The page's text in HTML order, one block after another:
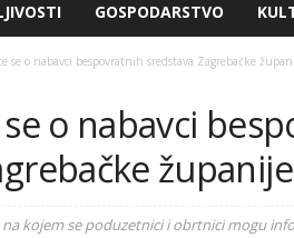
GOSPODARSTVO
se o nabavci bespovratnih sredstava Zagrebačke
o nabavci
županije
na kojem se poduzetnici i obrtnici mogu